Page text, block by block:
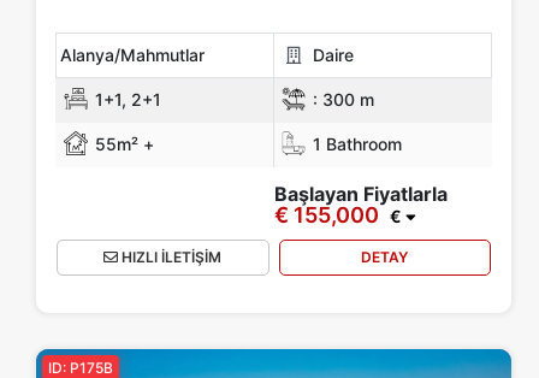
Alanya/Mahmutlar Daire
1+1, 2+1 : 300 m
55m² + 1 Bathroom
Başlayan Fiyatlarla
€ 155,000 €
HIZLI İLETİŞİM DETAY
ID: P175B